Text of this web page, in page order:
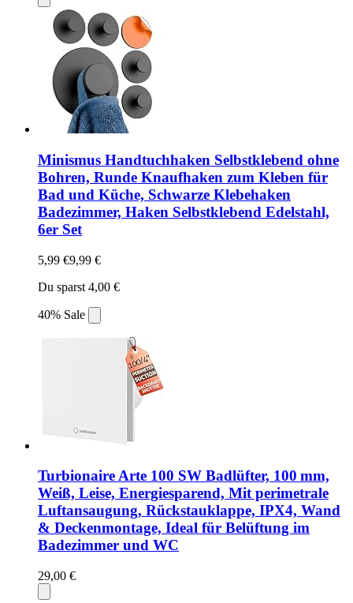
Minismus Handtuchhaken Selbstklebend ohne
Bohren, Runde Knaufhaken zum Kleben für
Bad und Küche, Schwarze Klebehaken
Badezimmer, Haken Selbstklebend Edelstahl,
6er Set
5,99 €9,99 €
Du sparst 4,00 €
40% Sale
Turbionaire Arte 100 SW Badlüfter, 100 mm,
Weiß, Leise, Energiesparend, Mit perimetrale
Luftansaugung, Rückstauklappe, IPX4, Wand
& Deckenmontage, Ideal für Belüftung im
Badezimmer und WC
29,00 €